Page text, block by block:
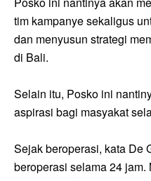
tim kampanye sekaligus
dan menyusun strategi
di Bali.
Selain itu, Posko ini
aspirasi bagi masyakat
Sejak beroperasi, kata De
beroperasi selama 24